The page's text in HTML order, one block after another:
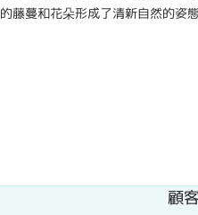
的藤蔓和花朵形成了清新自然的姿
顧